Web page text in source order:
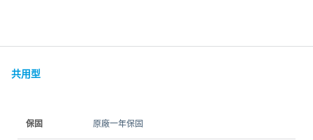
共用型
保固 原廠一年保固